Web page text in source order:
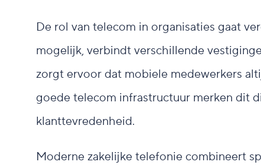
De rol van telecom in organisaties gaat
mogelijk, verbindt verschillende
zorgt ervoor dat mobiele medewerkers
goede telecom infrastructuur merken dit
klanttevredenheid.
Moderne zakelijke telefonie combineert